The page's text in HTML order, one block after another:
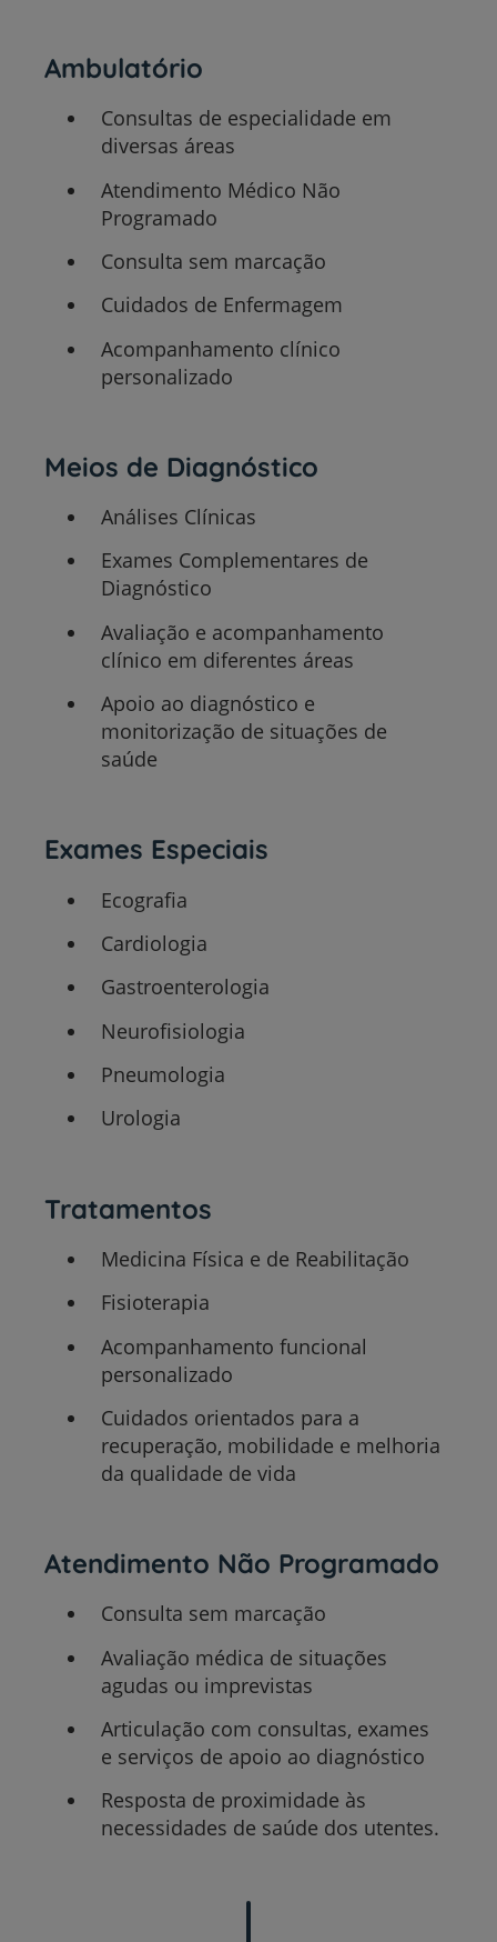
Ambulatório
Consultas de especialidade em
diversas áreas
Atendimento Médico Não
Programado
Consulta sem marcação
Cuidados de Enfermagem
Acompanhamento clínico
personalizado
Meios de Diagnóstico
Análises Clínicas
Exames Complementares de
Diagnóstico
Avaliação e acompanhamento
clínico em diferentes áreas
Apoio ao diagnóstico e
monitorização de situações de
saúde
Exames Especiais
Ecografia
Cardiologia
Gastroenterologia
Neurofisiologia
Pneumologia
Urologia
Tratamentos
Medicina Física e de Reabilitação
Fisioterapia
Acompanhamento funcional
personalizado
Cuidados orientados para a
recuperação, mobilidade e melhoria
da qualidade de vida
Atendimento Não Programado
Consulta sem marcação
Avaliação médica de situações
agudas ou imprevistas
Articulação com consultas, exames
e serviços de apoio ao diagnóstico
Resposta de proximidade às
necessidades de saúde dos utentes.